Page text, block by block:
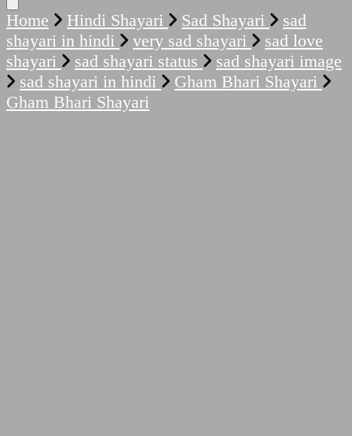
Home Hindi Shayari Sad Shayari
sad
shayari in hindi
very sad shayari
sad love
shayari
sad shayari status
sad shayari image
sad shayari in hindi
Gham Bhari Shayari
Gham Bhari Shayari